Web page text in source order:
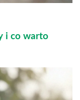
i co warto